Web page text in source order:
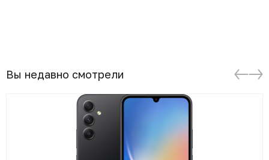
Вы недавно смотрели